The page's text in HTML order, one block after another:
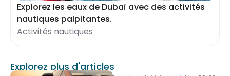
Explorez les eaux de Dubaï avec des activités
nautiques palpitantes.
Activités nautiques
Explorez plus d'articles